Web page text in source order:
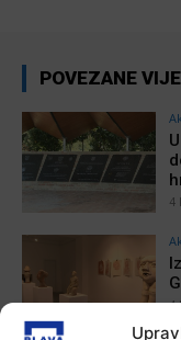
POVEZANE
4
4